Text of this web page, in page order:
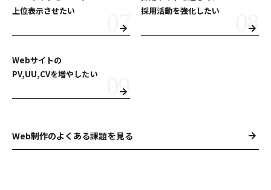
上位表示させたい
採用活動を強化したい
Webサイトの
PV,UU,CVを増やしたい
Web制作のよくある課題を見る